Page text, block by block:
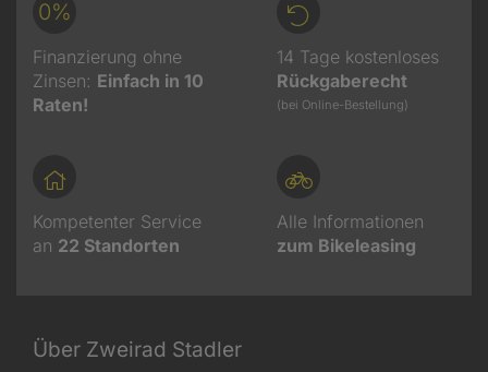
0%
Finanzierung ohne
Zinsen: Einfach in 10
Raten!
14 Tage kostenloses
Rückgaberecht
(bei Online-Bestellung)
Kompetenter Service
an 22 Standorten
Alle Informationen
zum Bikeleasing
Über Zweirad Stadler